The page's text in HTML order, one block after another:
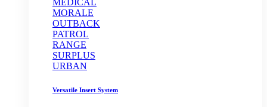
MEDICAL
MORALE
OUTBACK
PATROL
RANGE
SURPLUS
URBAN
Versatile Insert System